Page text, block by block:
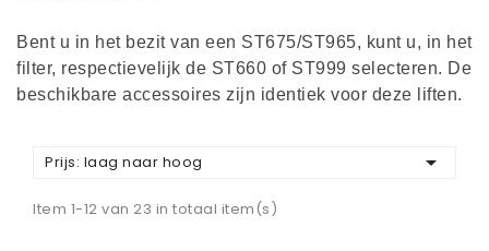
Bent u in het bezit van een ST675/ST965, kunt u, in het
filter, respectievelijk de ST660 of ST999 selecteren. De
beschikbare accessoires zijn identiek voor deze liften.
Prijs: laag naar hoog 
Item 1-12 van 23 in totaal item(s)